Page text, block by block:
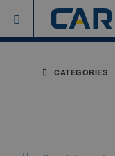
CATEGORIES